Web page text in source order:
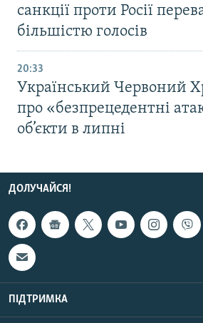
санкції проти Росії
більшістю голосів
20:33
Український Червоний
про «безпрецедентні
об’єкти в липні
ДОЛУЧАЙСЯ!
ПІДТРИМКА